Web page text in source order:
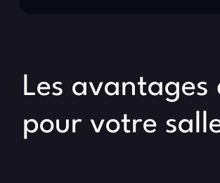
Les avantages
pour votre